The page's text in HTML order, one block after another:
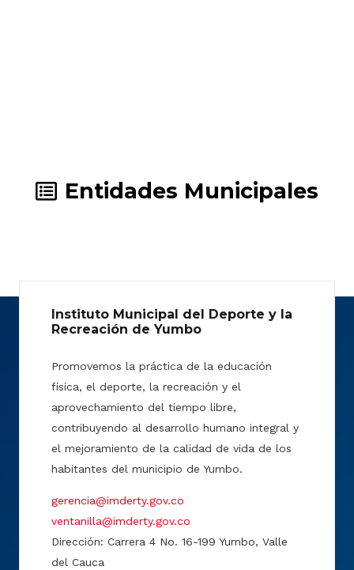
Entidades Municipales
Instituto Municipal del Deporte y la
Recreación de Yumbo
Promovemos la práctica de la educación
física, el deporte, la recreación y el
aprovechamiento del tiempo libre,
contribuyendo al desarrollo humano integral y
el mejoramiento de la calidad de vida de los
habitantes del municipio de Yumbo.
gerencia@imderty.gov.co
ventanilla@imderty.gov.co
Dirección: Carrera 4 No. 16-199 Yumbo, Valle
del Cauca